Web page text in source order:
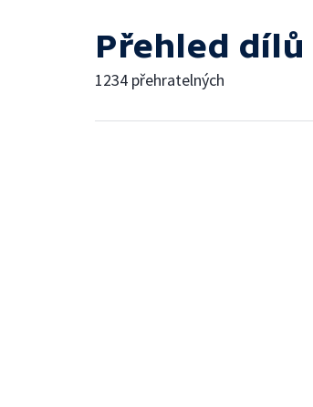
Přehled dílů
1234 přehratelných